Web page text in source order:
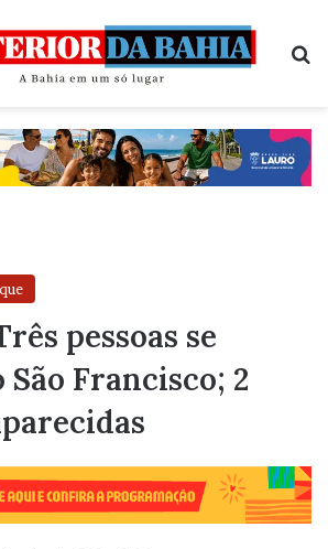
pessoas se
Francisco; 2